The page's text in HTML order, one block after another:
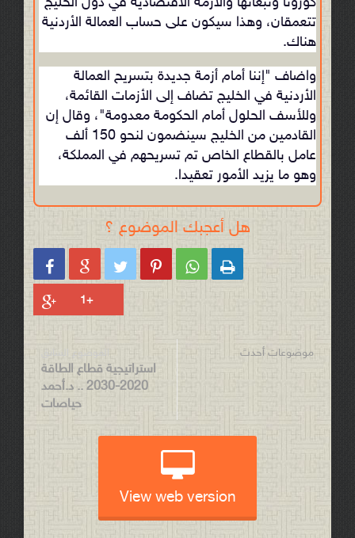
تتعمقان، وهذا سيكون على حساب العمالة الأردنية
هناك.
واضاف "إننا أمام أزمة جديدة بتسريح العمالة
الأردنية في الخليج تضاف إلى الأزمات القائمة،
وللأسف الحلول أمام الحكومة معدومة"، وقال إن
القادمين من الخليج سينضمون لنحو 150 ألف
عامل بالقطاع الخاص تم تسريحهم في المملكة،
وهو ما يزيد الأمور تعقيدا.
هل أعجبك الموضوع ؟
     
موضوعات أحدث الموضوع السابق
استراتيجية قطاع الطاقة
2020-2030 .. د.أحمد
حياصات
View web version